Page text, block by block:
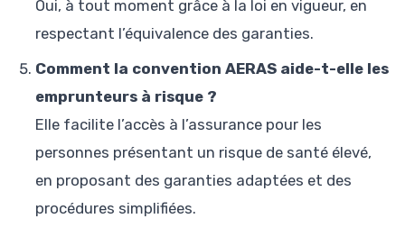
Oui, à tout moment grâce à la loi en vigueur, en
respectant l’équivalence des garanties.
Comment la convention AERAS aide-t-elle les
emprunteurs à risque ?
Elle facilite l’accès à l’assurance pour les
personnes présentant un risque de santé élevé,
en proposant des garanties adaptées et des
procédures simplifiées.